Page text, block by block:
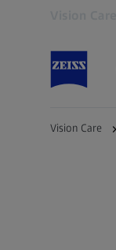
Vision Care